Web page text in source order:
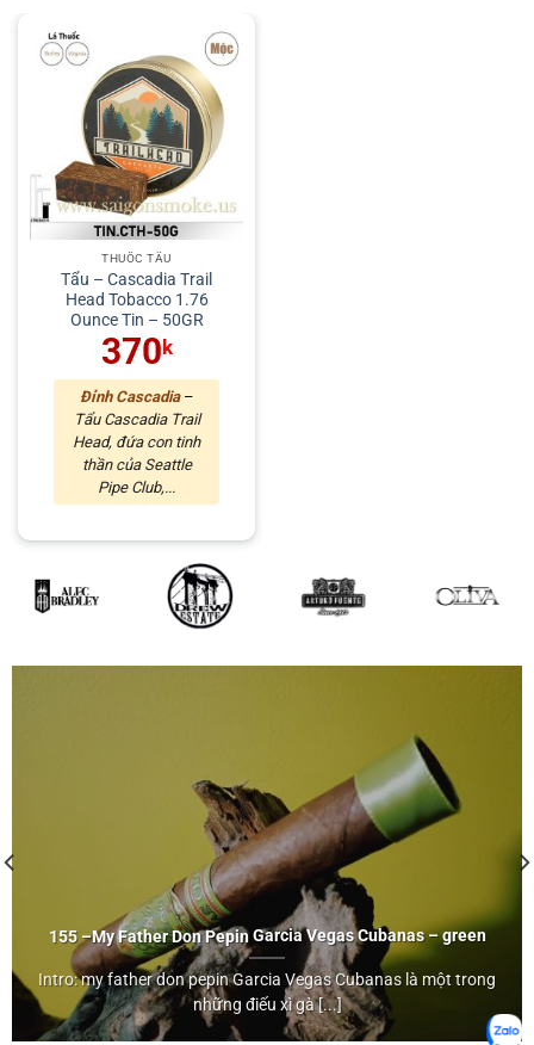
THUỐC TẨU
Tẩu – Cascadia Trail
Head Tobacco 1.76
Ounce Tin – 50GR
370k
Đỉnh Cascadia–
Tẩu Cascadia Trail
Head, đứa con tinh
thần của Seattle
Pipe Club,...
My Father
Don Pepin
Garcia Vegas Cubanas – green">
155 –My FatherDon PepinGarcia Vegas Cubanas – green
Intro: my father don pepin Garcia Vegas Cubanas là một trong
những điếu xì gà [...]